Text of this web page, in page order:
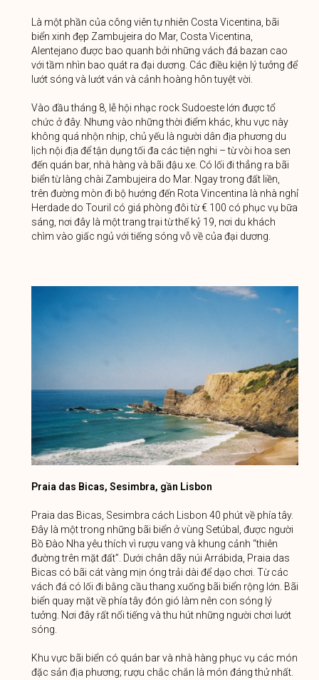
Là một phần của công viên tự nhiên Costa Vicentina, bãi
biển xinh đẹp Zambujeira do Mar, Costa Vicentina,
Alentejano được bao quanh bởi những vách đá bazan cao
với tầm nhìn bao quát ra đại dương. Các điều kiện lý tưởng để
lướt sóng và lướt ván và cảnh hoàng hôn tuyệt vời.
Vào đầu tháng 8, lễ hội nhạc rock Sudoeste lớn được tổ
chức ở đây. Nhưng vào những thời điểm khác, khu vực này
không quá nhộn nhịp, chủ yếu là người dân địa phương du
lịch nội địa để tận dụng tối đa các tiện nghi – từ vòi hoa sen
đến quán bar, nhà hàng và bãi đậu xe. Có lối đi thẳng ra bãi
biển từ làng chài Zambujeira do Mar. Ngay trong đất liền,
trên đường mòn đi bộ hướng đến Rota Vincentina là nhà nghỉ
Herdade do Touril có giá phòng đôi từ € 100 có phục vụ bữa
sáng, nơi đây là một trang trại từ thế kỷ 19, nơi du khách
chìm vào giấc ngủ với tiếng sóng vỗ về của đại dương.
Praia das Bicas, Sesimbra, gần Lisbon
Praia das Bicas, Sesimbra cách Lisbon 40 phút về phía tây.
Đây là một trong những bãi biển ở vùng Setúbal, được người
Bồ Đào Nha yêu thích vì rượu vang và khung cảnh “thiên
đường trên mặt đất”. Dưới chân dãy núi Arrábida, Praia das
Bicas có bãi cát vàng mịn óng trải dài để dạo chơi. Từ các
vách đá có lối đi bằng cầu thang xuống bãi biển rộng lớn. Bãi
biển quay mặt về phía tây đón gió làm nên con sóng lý
tưởng. Nơi đây rất nổi tiếng và thu hút những người chơi lướt
sóng.
Khu vực bãi biển có quán bar và nhà hàng phục vụ các món
đặc sản địa phương; rượu chắc chắn là món đáng thử nhất.